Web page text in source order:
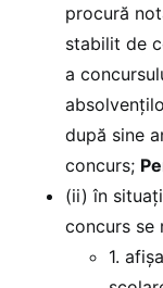
procură
stabilit de
a
după sine
concurs;
(ii) în
concurs se
1.